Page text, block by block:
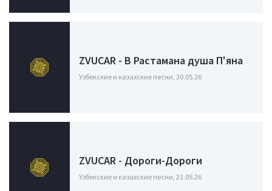
ZVUCAR - В Растамана душа П'яна
Узбекские и казахские песни, 30.05.26
ZVUCAR - Дороги-Дороги
Узбекские и казахские песни, 21.05.26